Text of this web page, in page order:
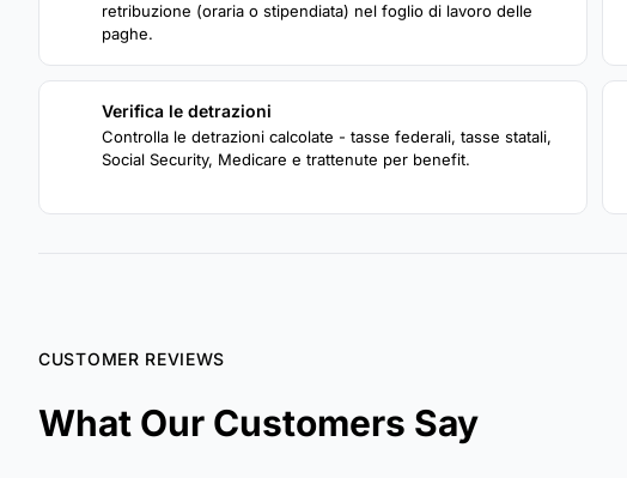
retribuzione (oraria o stipendiata) nel foglio di lavoro delle
paghe.
Verifica le detrazioni
Controlla le detrazioni calcolate - tasse federali, tasse statali,
Social Security, Medicare e trattenute per benefit.
CUSTOMER REVIEWS
What Our Customers Say